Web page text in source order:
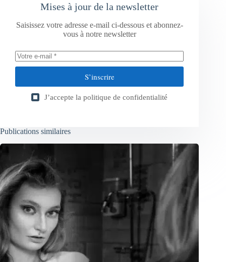
Mises à jour de la newsletter
Saisissez votre adresse e-mail ci-dessous et abonnez-
vous à notre newsletter
S’inscrire
J’accepte la politique de confidentialité
Publications similaires